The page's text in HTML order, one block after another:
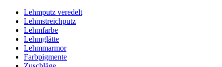
Lehmputz veredelt
Lehmstreichputz
Lehmfarbe
Lehmglätte
Lehmmarmor
Farbpigmente